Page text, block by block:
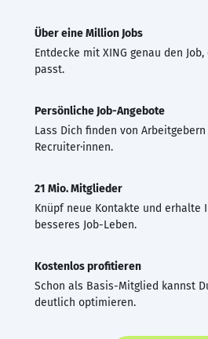
Über eine Million Jobs
Entdecke mit XING genau den
passt.
Persönliche Job-Angebote
Lass Dich finden von
Recruiter·innen.
21 Mio. Mitglieder
Knüpf neue Kontakte und erhalte
besseres Job-Leben.
Kostenlos profitieren
Schon als Basis-Mitglied kannst
deutlich optimieren.